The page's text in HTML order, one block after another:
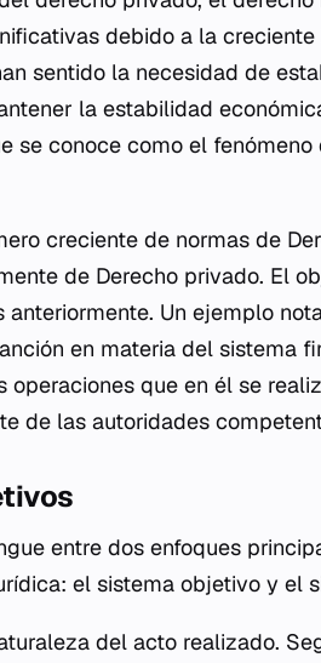
debido a la
sentido la necesidad de
la estabilidad
se conoce como el
creciente de normas de
de Derecho privado. El
Un ejemplo
en materia del sistema
que en él se
de las autoridades
entre dos enfoques
el sistema objetivo y el
del acto realizado.